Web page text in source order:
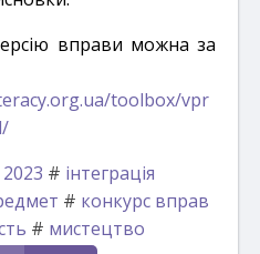
вправи можна за
toolbox/vpr
# інтеграція
# конкурс вправ
# мистецтво